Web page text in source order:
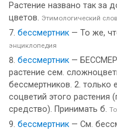
Растение названо так за
цветов. Этимологический
бессмертник — То же,
энциклопедия
бессмертник —
растение сем.
бессмертников. 2. только
соцветий этого растения
средство). Принимать б.
бессмертник — См.